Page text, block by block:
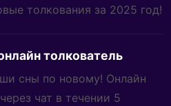
толкования за 2025 год!
толкователь
сны по новому! Онлайн
чат в течении 5